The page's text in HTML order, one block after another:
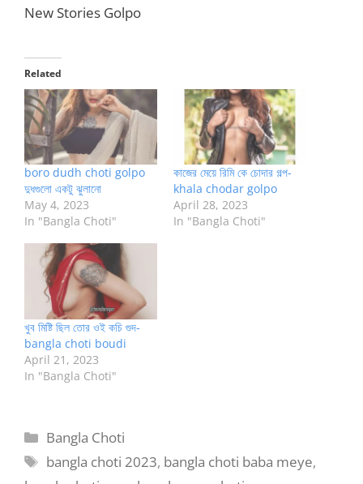
New Stories Golpo
Related
boro dudh choti golpo
দুধগুলো একটু ঝুলানো
May 4, 2023
In "Bangla Choti"
কাজের মেয়ে রিমি কে চোদার গল্প-
khala chodar golpo
April 28, 2023
In "Bangla Choti"
খুব মিষ্টি ছিল তোর ওই কচি গুদ-
bangla choti boudi
April 21, 2023
In "Bangla Choti"
Categories
Bangla Choti
Tags
bangla choti 2023, bangla choti baba meye,